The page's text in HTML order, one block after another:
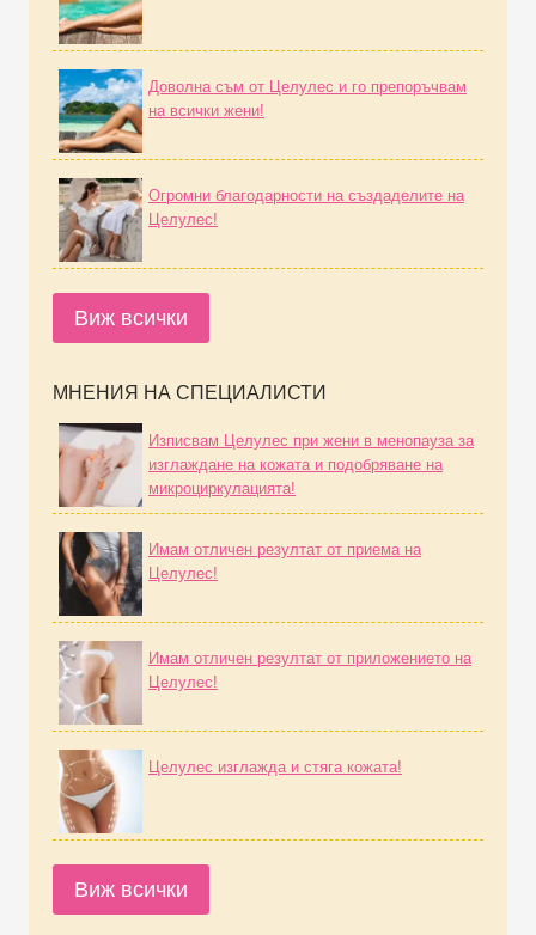
Доволна съм от Целулес и го препоръчвам
на всички жени!
Огромни благодарности на създаделите на
Целулес!
Виж всички
МНЕНИЯ НА СПЕЦИАЛИСТИ
Изписвам Целулес при жени в менопауза за
изглаждане на кожата и подобряване на
микроциркулацията!
Имам отличен резултат от приема на
Целулес!
Имам отличен резултат от приложението на
Целулес!
Целулес изглажда и стяга кожата!
Виж всички